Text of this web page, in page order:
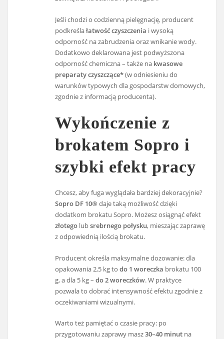
Jeśli chodzi o codzienną pielęgnację, producent
podkreślałatwość czyszczenia i wysoką
odporność na zabrudzenia oraz wnikanie wody.
Dodatkowo deklarowana jest podwyższona
odporność chemiczna – także na kwasowe
preparaty czyszczące*(w odniesieniu do
warunków typowych dla gospodarstw domowych,
zgodnie z informacją producenta).
Wykończenie z
brokatem Sopro i
szybki efekt pracy
Chcesz, aby fuga wyglądała bardziej dekoracyjnie?
Sopro DF 10®daje taką możliwość dzięki
dodatkom brokatu Sopro. Możesz osiągnąć efekt
złotego lubsrebrnego połysku, mieszając zaprawę
z odpowiednią ilością brokatu.
Producent określa maksymalne dozowanie: dla
opakowania 2,5 kg todo 1 woreczka brokatu 100
g, a dla 5 kg –do 2 woreczków. W praktyce
pozwala to dobrać intensywność efektu zgodnie z
oczekiwaniami wizualnymi.
Warto też pamiętać o czasie pracy: po
przygotowaniu zaprawy masz30–40 minut na